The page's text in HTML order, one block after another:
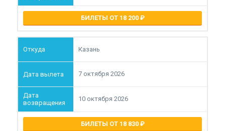
БИЛЕТЫ ОТ 18 200
Казань
7 октября 2026
10 октября 2026
БИЛЕТЫ ОТ 18 830